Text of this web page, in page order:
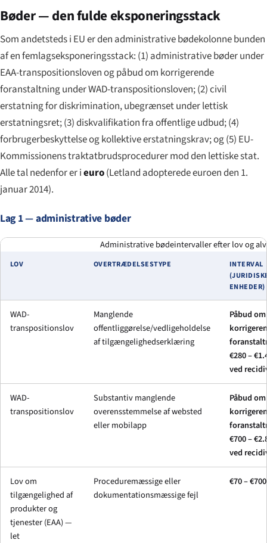
Bøder — den fulde eksponeringsstack
Som andetsteds i EU er den administrative bødekolonne bunden
af en femlagseksponeringsstack: (1) administrative bøder under
EAA-transpositionsloven og påbud om korrigerende
foranstaltning under WAD-transpositionsloven; (2) civil
erstatning for diskrimination, ubegrænset under lettisk
erstatningsret; (3) diskvalifikation fra offentlige udbud; (4)
forbrugerbeskyttelse og kollektive erstatningskrav; og (5) EU-
Kommissionens traktatbrudsprocedurer mod den lettiske stat.
Alle tal nedenfor er ieuro(Letland adopterede euroen den 1.
januar 2014).
Lag 1 — administrative bøder
Administrative bødeintervaller efter lov og
LOV OVERTRÆDELSESTYPE
INTERVAL
ENHEDER)
WAD-
transpositionslov
Manglende
offentliggørelse/vedligeholdelse
af tilgængelighedserklæring
Påbud om
€280 –
ved
WAD-
transpositionslov
Substantiv manglende
overensstemmelse af websted
eller mobilapp
Påbud om
€700 –
ved
Lov om
tilgængelighed af
produkter og
tjenester (EAA) —
let
Proceduremæssige eller
dokumentationsmæssige fejl
€70 – €700